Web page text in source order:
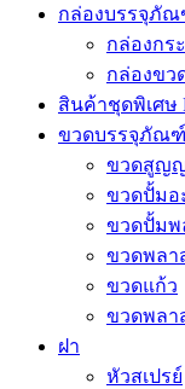
กล่องบรรจุภั
กล่องกร
กล่องขว
สินค้าชุดพิเศษ
ขวดบรรจุภัณฑ์
ขวดสูญ
ขวดปั้มอ
ขวดปั้มพ
ขวดพลา
ขวดแก้ว
ขวดพลา
ฝา
หัวสเปรย์